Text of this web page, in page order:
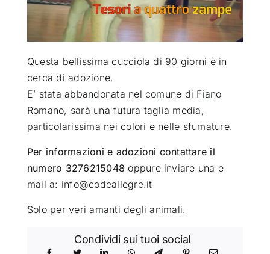
RUBRICHE
SEMPRE CON ME
Questa bellissima cucciola di 90 giorni è in
cerca di adozione.
E’ stata abbandonata nel comune di Fiano
Romano, sarà una futura taglia media,
particolarissima nei colori e nelle sfumature.
Per informazioni e adozioni contattare il
numero 3276215048 oppure inviare una e
mail a: info@codeallegre.it
Solo per veri amanti degli animali.
Condividi sui tuoi social